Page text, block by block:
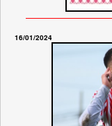
16/01/2024